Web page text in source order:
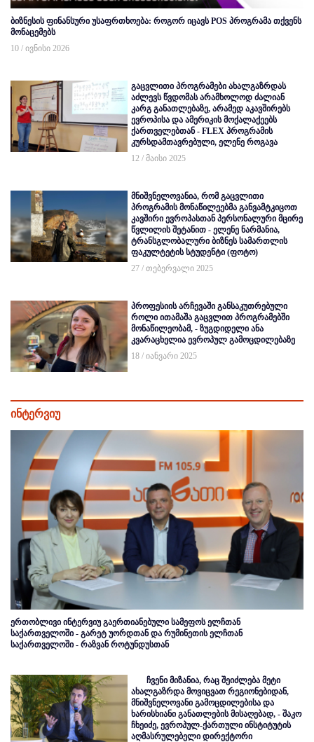
ბიზნესის ფინანსური უსაფრთხოება: როგორ იცავს POS პროგრამა თქვენს
მონაცემებს
10 / ივნისი 2026
გაცვლითი პროგრამები ახალგაზრდას
აძლევს წვდომას არამხოლოდ ძალიან
კარგ განათლებაზე, არამედ აკავშირებს
ევროპისა და ამერიკის მოქალაქეებს
ქართველებთან - FLEX პროგრამის
კურსდამთავრებული, ელენე როგავა
12 / მაისი 2025
მნიშვნელოვანია, რომ გაცვლითი
პროგრამის მონაწილეებმა განვამტკიცოთ
კავშირი ევროპასთან პერსონალური მცირე
წვლილის შეტანით - ელენე ნარმანია,
ტრანსგლობალური ბიზნეს სამართლის
ფაკულტეტის სტუდენტი (ფოტო)
27 / თებერვალი 2025
პროფესიის არჩევაში განსაკუთრებული
როლი ითამაშა გაცვლით პროგრამებში
მონაწილეობამ, - ზუგდიდელი ანა
კვარაცხელია ევროპულ გამოცდილებაზე
18 / იანვარი 2025
ინტერვიუ
ერთობლივი ინტერვიუ გაერთიანებული სამეფოს ელჩთან
საქართველოში - გარეტ უორდთან და რუმინეთის ელჩთან
საქართველოში - რაზვან როტუნდუსთან
ჩვენი მიზანია, რაც შეიძლება მეტი
ახალგაზრდა მოვიცვათ რეგიონებიდან,
მნიშვნელოვანი გამოცდილებისა და
ხარისხიანი განათლების მისაღებად, - შაკო
ჩხეიძე, ევროპულ-ქართული ინსტიტუტის
აღმასრულებელი დირექტორი